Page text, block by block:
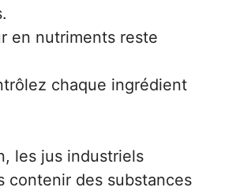
en nutriments reste
chaque ingrédient
les jus industriels
contenir des substances